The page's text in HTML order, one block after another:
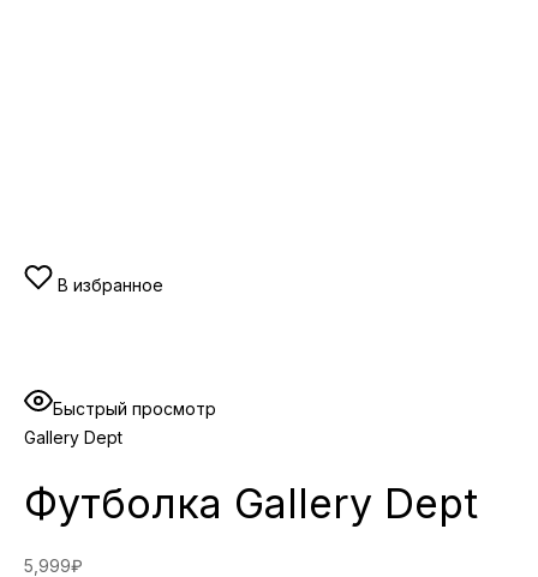
В избранное
Быстрый просмотр
Gallery Dept
Футболка Gallery Dept
5,999₽